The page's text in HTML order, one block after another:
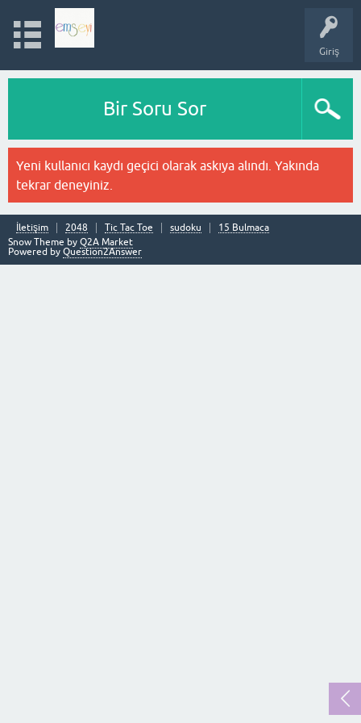
Giriş
Bir Soru Sor
Yeni kullanıcı kaydı geçici olarak askıya alındı. Yakında
tekrar deneyiniz.
İletişim 2048 Tic Tac Toe sudoku
15 Bulmaca
Snow Theme by Q2A Market
Powered by Question2Answer